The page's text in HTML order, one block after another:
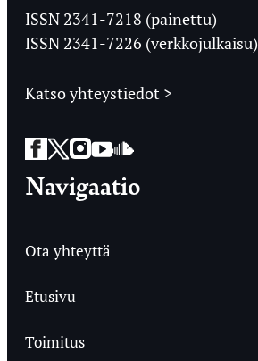
Ylioppilaslehti
ISSN 2341-7218 (painettu)
ISSN 2341-7226 (verkkojulkaisu)
Katso yhteystiedot >
Facebook
Twitter
Instagram
YouTube
SoundCloud
Navigaatio
Ota yhteyttä
Etusivu
Toimitus